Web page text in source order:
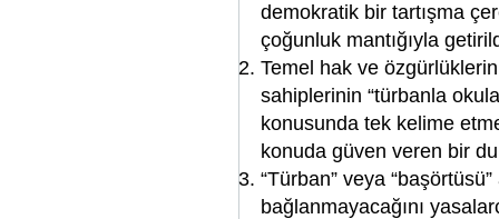
demokratik bir tartışma
çoğunluk mantığıyla
Temel hak ve
sahiplerinin “türbanla
konusunda tek kelime
konuda güven veren bir
“Türban” veya “başörtüsü”
bağlanmayacağını